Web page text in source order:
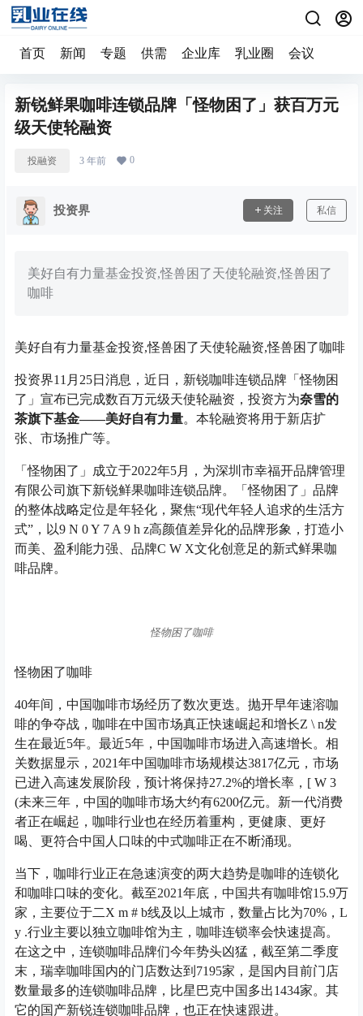
首页 新闻 专题 供需 企业库 乳业圈 会议
新锐鲜果咖啡连锁品牌「怪物困了」获百万元
级天使轮融资
投融资 3 年前 0
投资界 关注 私信
美好自有力量基金投资,怪兽困了天使轮融资,怪兽困了
咖啡
美好自有力量基金投资,怪兽困了天使轮融资,怪兽困了咖啡
投资界11月25日消息，近日，新锐咖啡连锁品牌「怪物困
了」宣布已完成数百万元级天使轮融资，投资方为奈雪的
茶旗下基金——美好自有力量。本轮融资将用于新店扩
张、市场推广等。
「怪物困了」成立于2022年5月，为深圳市幸福开品牌管理
有限公司旗下新锐鲜果咖啡连锁品牌。「怪物困了」品牌
的整体战略定位是年轻化，聚焦“现代年轻人追求的生活方
式”，以9 N 0 Y 7 A 9 h z高颜值差异化的品牌形象，打造小
而美、盈利能力强、品牌C W X文化创意足的新式鲜果咖
啡品牌。
怪物困了咖啡
怪物困了咖啡
40年间，中国咖啡市场经历了数次更迭。抛开早年速溶咖
啡的争夺战，咖啡在中国市场真正快速崛起和增长Z \ n发
生在最近5年。最近5年，中国咖啡市场进入高速增长。相
关数据显示，2021年中国咖啡市场规模达3817亿元，市场
已进入高速发展阶段，预计将保持27.2%的增长率， [ W 3
(未来三年，中国的咖啡市场大约有6200亿元。新一代消费
者正在崛起，咖啡行业也在经历着重构，更健康、更好
喝、更符合中国人口味的中式咖啡正在不断涌现。
当下，咖啡行业正在急速演变的两大趋势是咖啡的连锁化
和咖啡口味的变化。截至2021年底，中国共有咖啡馆15.9万
家，主要位于二X m # b线及以上城市，数量占比为70%， L
y .行业主要以独立咖啡馆为主，咖啡连锁率会快速提高。
在这之中，连锁咖啡品牌们今年势头凶猛，截至第二季度
末，瑞幸咖啡国内的门店数达到7195家，是国内目前门店
数量最多的连锁咖啡品牌，比星巴克中国多出1434家。其
它的国产新锐连锁咖啡品牌，也正在快速跟进。